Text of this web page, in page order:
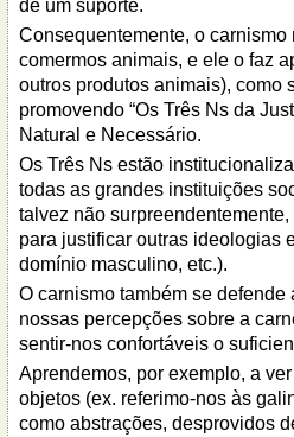
de um suporte.
Consequentemente, o
comermos animais, e ele o faz
outros produtos animais), como
promovendo “Os Três Ns da
Natural e Necessário.
Os Três Ns estão
todas as grandes instituições
talvez não
para justificar outras ideologias
domínio masculino, etc.).
O carnismo também se
nossas percepções sobre a
sentir-nos confortáveis o
Aprendemos, por exemplo, a
objetos (ex. referimo-nos às
como abstrações, desprovidos